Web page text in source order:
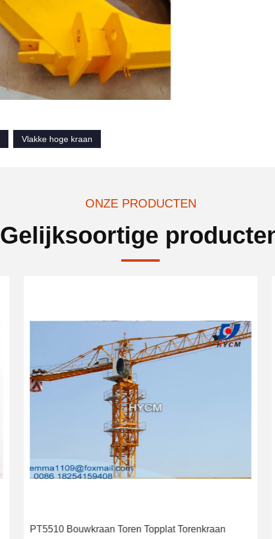
Vlakke hoge kraan
ONZE PRODUCTEN
Gelijksoortige
PT5510 Bouwkraan Toren Topplat Torenkraan